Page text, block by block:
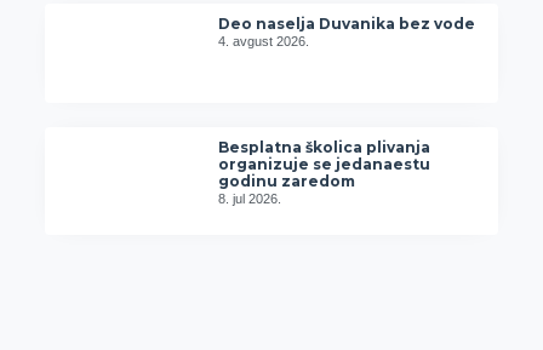
Deo naselja Duvanika bez vode
4. avgust 2026.
Besplatna školica plivanja
organizuje se jedanaestu
godinu zaredom
8. jul 2026.